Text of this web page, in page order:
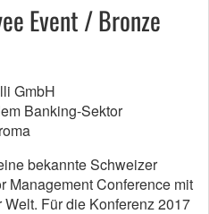
Event / Bronze
GmbH
Banking-Sektor
bekannte Schweizer
Management Conference mit
Für die Konferenz 2017